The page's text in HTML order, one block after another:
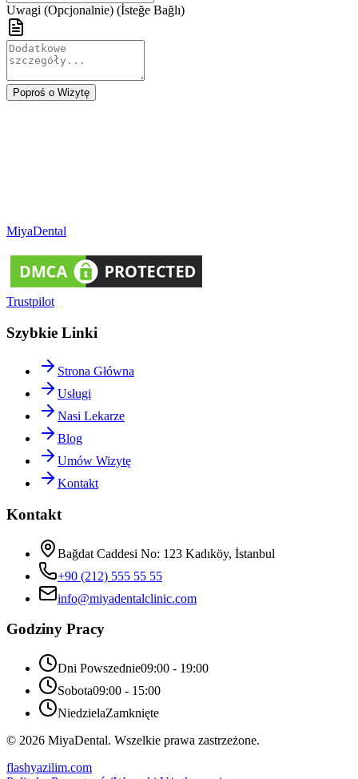
Uwagi (Opcjonalnie) (İsteğe Bağlı)
Poproś o Wizytę
MiyaDental
Trustpilot
Szybkie Linki
Strona Główna
Usługi
Nasi Lekarze
Blog
Umów Wizytę
Kontakt
Kontakt
Bağdat Caddesi No: 123 Kadıköy, İstanbul
+90 (212) 555 55 55
info@miyadentalclinic.com
Godziny Pracy
Dni Powszednie09:00 - 19:00
Sobota09:00 - 15:00
NiedzielaZamknięte
© 2026 MiyaDental. Wszelkie prawa zastrzeżone.
flashyazilim.com